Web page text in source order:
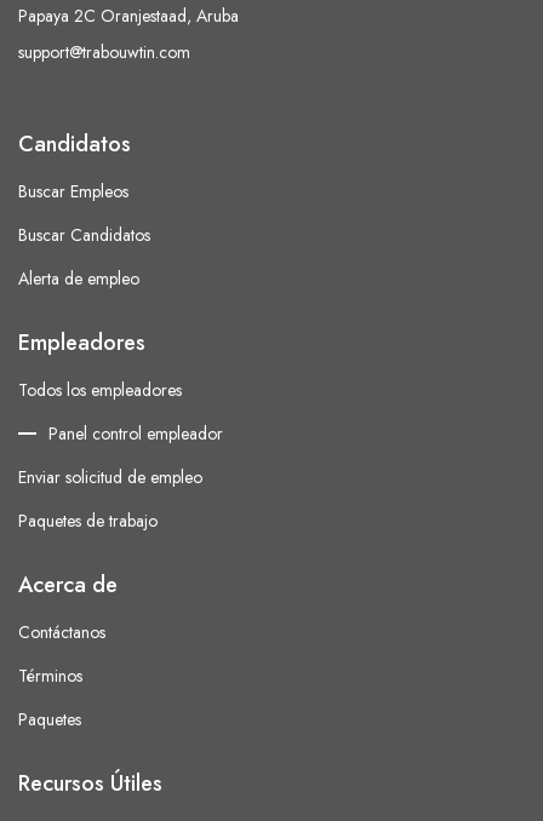
Papaya 2C Oranjestaad, Aruba
support@trabouwtin.com
Candidatos
Buscar Empleos
Buscar Candidatos
Alerta de empleo
Empleadores
Todos los empleadores
Panel control empleador
Enviar solicitud de empleo
Paquetes de trabajo
Acerca de
Contáctanos
Términos
Paquetes
Recursos Útiles